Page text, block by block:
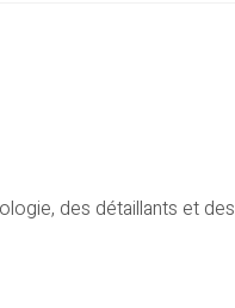
des détaillants et des